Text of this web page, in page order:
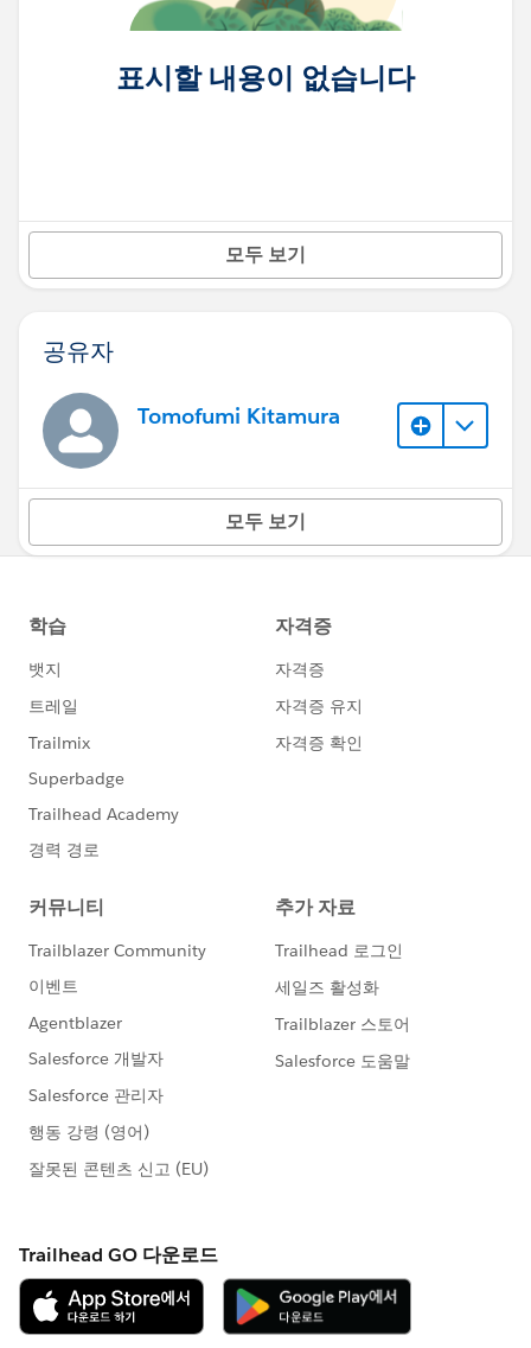
표시할 내용이 없습니다
모두 보기
공유자
Tomofumi Kitamura
모두 보기